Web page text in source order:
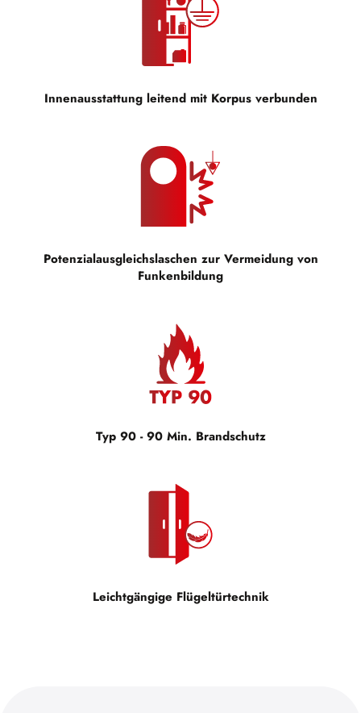
Innenausstattung leitend mit Korpus verbunden
Potenzialausgleichslaschen zur Vermeidung von
Funkenbildung
Typ 90 - 90 Min. Brandschutz
Leichtgängige Flügeltürtechnik